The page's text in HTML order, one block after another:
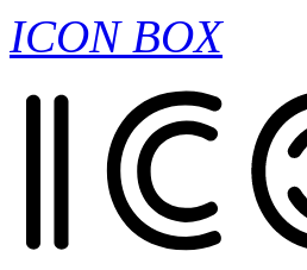
ICON BOX